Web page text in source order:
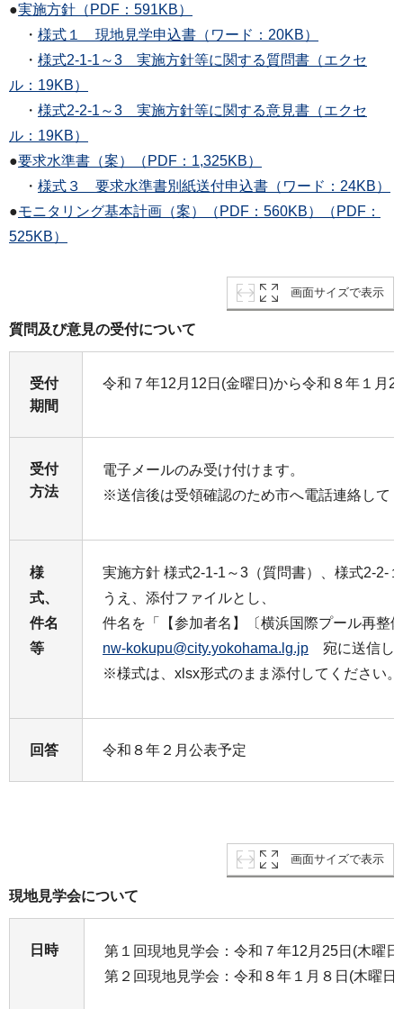
●実施方針（PDF：591KB）
・ 様式１ 現地見学申込書（ワード：20KB）
・ 様式2-1-1～3 実施方針等に関する質問書（エクセ
ル：19KB）
・ 様式2-2-1～3 実施方針等に関する意見書（エクセ
ル：19KB）
●要求水準書（案）（PDF：1,325KB）
・ 様式３ 要求水準書別紙送付申込書（ワード：24KB）
●モニタリング基本計画（案）（PDF：560KB）（PDF：
525KB）
画面サイズで表示
質問及び意見の受付について
受付
期間
令和７年12月12日(金曜日)から令和８年１月
受付
方法
電子メールのみ受け付けます。
※送信後は受領確認のため市へ電話連絡して
様
式、
件名
等
実施方針 様式2-1-1～3（質問書）、様式2-2-
うえ、添付ファイルとし、
件名を「【参加者名】〔横浜国際プール再整
nw-kokupu@city.yokohama.lg.jp 宛に送信し
※様式は、xlsx形式のまま添付してください。
回答 令和８年２月公表予定
画面サイズで表示
現地見学会について
日時
第１回現地見学会：令和７年12月25日(木曜
第２回現地見学会：令和８年１月８日(木曜日